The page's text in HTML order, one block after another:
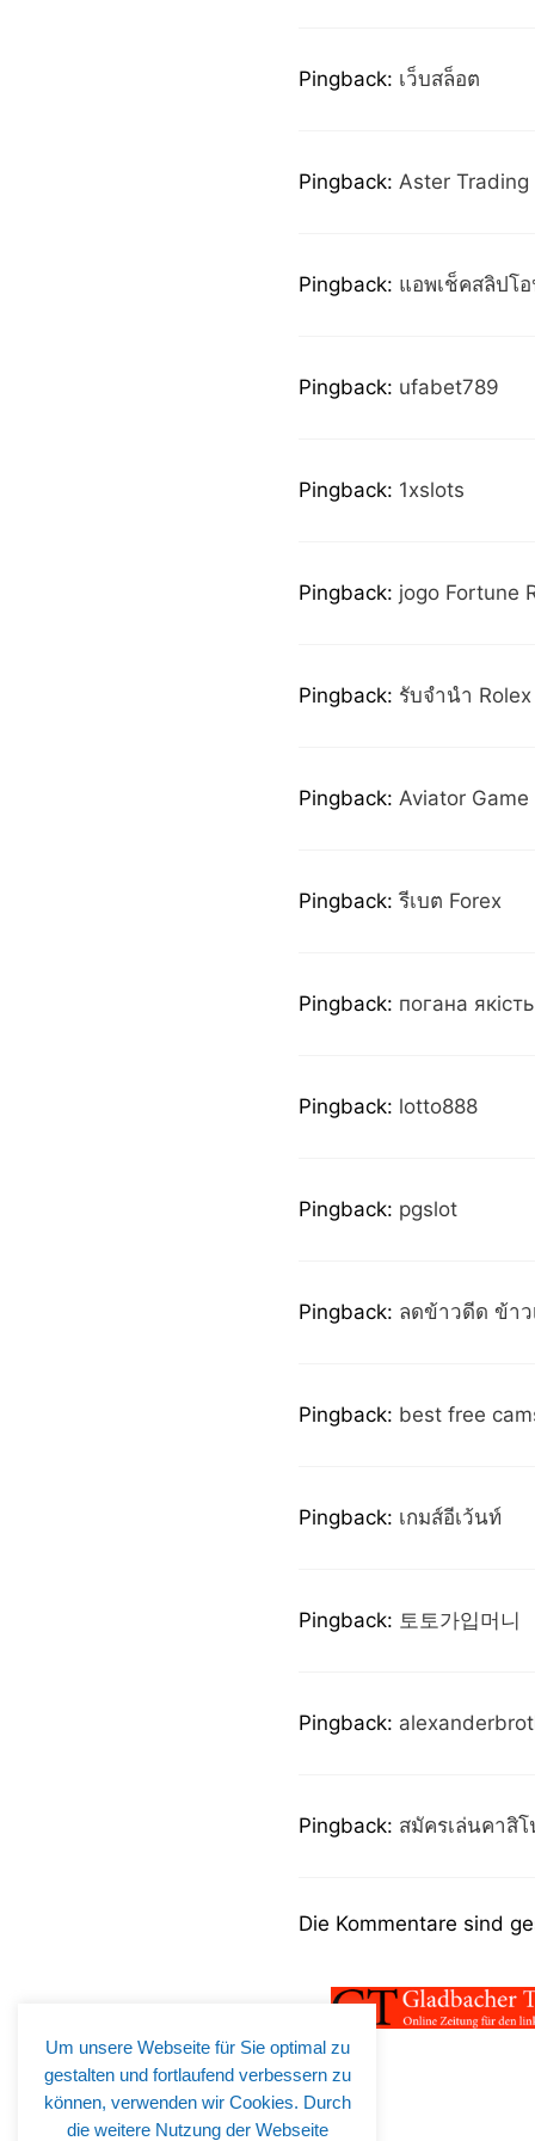
Pingback: เว็บสล็อต
Pingback: Aster Trading
Pingback: แอพเช็คสลิปโอ
Pingback: ufabet789
Pingback: 1xslots
Pingback: jogo Fortune
Pingback: รับจำนำ Rolex
Pingback: Aviator Game
Pingback: รีเบต Forex
Pingback: погана якість
Pingback: lotto888
Pingback: pgslot
Pingback: ลดข้าวดีด ข้าว
Pingback: best free
Pingback: เกมส์อีเว้นท์
Pingback: 토토가입머니
Pingback:
Pingback: สมัครเล่นคาสิ
Die Kommentare sind
Um unsere Webseite für Sie optimal zu
gestalten und fortlaufend verbessern zu
können, verwenden wir Cookies. Durch
die weitere Nutzung der Webseite